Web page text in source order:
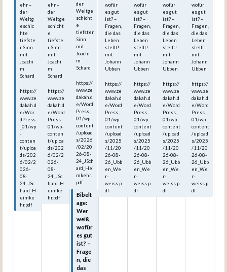
ehr –
der
Weltg
eschic
hte
tiefste
r Sinn
mit
Joachi
m
Schard
https://
www.ze
dakah.d
e/Wor
dPress
_01/wp
-
conten
t/uploa
ds/202
6/02/2
026-
08-
24_JSc
hard_H
eimke
hr.pdf
ehr –
der
Weltge
schicht
e
tiefste
r Sinn
mit
Joachi
m
Schard
https://
www.ze
dakah.d
e/Word
Press_
01/wp-
conten
t/uploa
ds/202
6/02/2
026-
08-
24_JSc
hard_H
eimke
hr.pdf
der
Weltge
schicht
e
tiefster
Sinn
mit
Joachi
m
Schard
https://
www.ze
dakah.d
e/Word
Press_
01/wp-
content
/upload
s/2026
/02/20
26-08-
24_JSch
ard_Hei
mkehr.
pdf
Bibelt
age:
Wer
weiß,
wofür
es gut
ist? –
Frage
n, die
das
wofür
es gut
ist? –
Fragen,
die das
Leben
stellt!
mit
Johann
Ubben
https://
www.ze
dakah.d
e/Word
Press_
01/wp-
content
/upload
s/2025
/11/20
26-08-
26_Ubb
en_We
r-
weiss.p
df
wofür
es gut
ist? –
Fragen,
die das
Leben
stellt!
mit
Johann
Ubben
https://
www.ze
dakah.d
e/Word
Press_
01/wp-
content
/upload
s/2025
/11/20
26-08-
26_Ubb
en_We
r-
weiss.p
df
wofür
es gut
ist? –
Fragen,
die das
Leben
stellt!
mit
Johann
Ubben
https://
www.ze
dakah.d
e/Word
Press_
01/wp-
content
/upload
s/2025
/11/20
26-08-
26_Ubb
en_We
r-
weiss.p
df
wofür
es gut
ist? –
Fragen,
die das
Leben
stellt!
mit
Johann
Ubben
https://
www.ze
dakah.d
e/Word
Press_
01/wp-
content
/upload
s/2025
/11/20
26-08-
26_Ubb
en_We
r-
weiss.p
df